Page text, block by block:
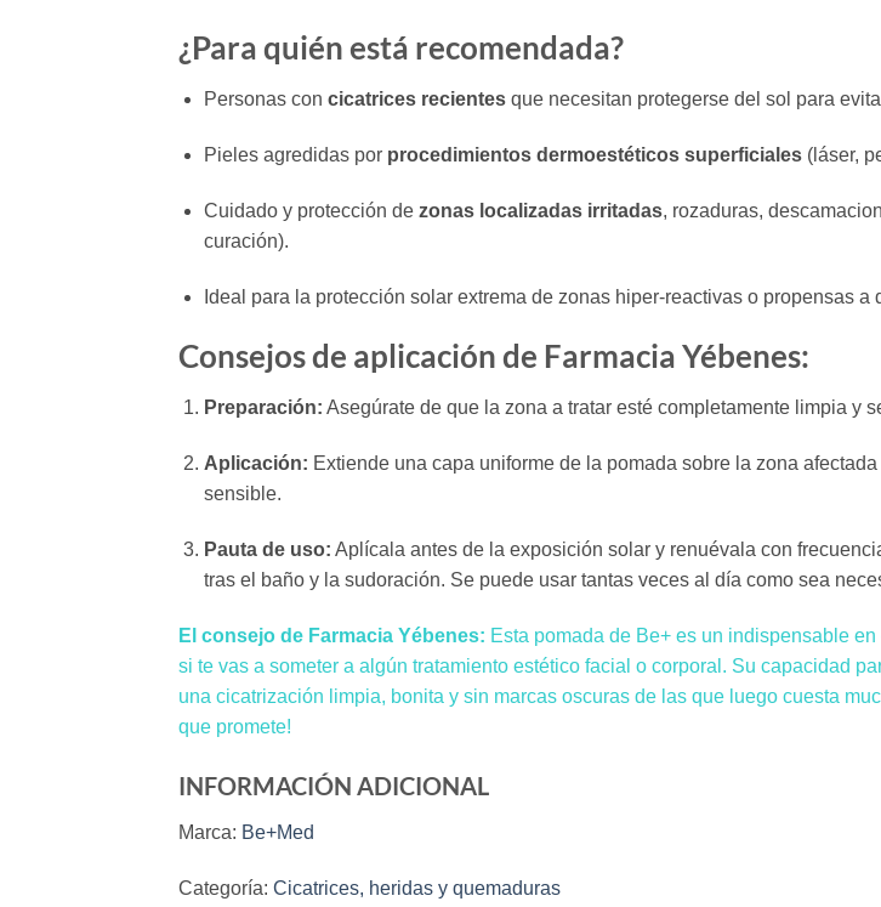
¿Para quién está recomendada?
Personas con cicatrices recientesque necesitan protegerse del sol para
Pieles agredidas por procedimientos dermoestéticos superficiales(láser,
Cuidado y protección de zonas localizadas irritadas, rozaduras,
curación).
Ideal para la protección solar extrema de zonas hiper-reactivas o propensas a
Consejos de aplicación de Farmacia Yébenes:
Preparación: Asegúrate de que la zona a tratar esté completamente limpia y
Aplicación: Extiende una capa uniforme de la pomada sobre la zona
sensible.
Pauta de uso: Aplícala antes de la exposición solar y renuévala con
tras el baño y la sudoración. Se puede usar tantas veces al día como sea
El consejo de Farmacia Yébenes: Esta pomada de Be+ es un indispensable
si te vas a someter a algún tratamiento estético facial o corporal. Su capacidad
una cicatrización limpia, bonita y sin marcas oscuras de las que luego cuesta
que promete!
INFORMACIÓN ADICIONAL
Marca: Be+Med
Categoría: Cicatrices, heridas y quemaduras